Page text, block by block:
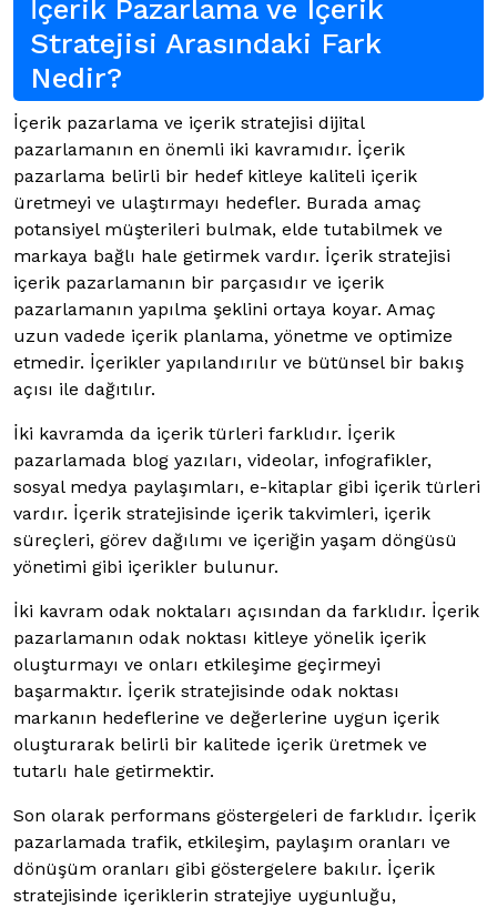
İçerik Pazarlama ve Içerik
Stratejisi Arasındaki Fark
Nedir?
İçerik pazarlama ve içerik stratejisi dijital
pazarlamanın en önemli iki kavramıdır. İçerik
pazarlama belirli bir hedef kitleye kaliteli içerik
üretmeyi ve ulaştırmayı hedefler. Burada amaç
potansiyel müşterileri bulmak, elde tutabilmek ve
markaya bağlı hale getirmek vardır. İçerik stratejisi
içerik pazarlamanın bir parçasıdır ve içerik
pazarlamanın yapılma şeklini ortaya koyar. Amaç
uzun vadede içerik planlama, yönetme ve optimize
etmedir. İçerikler yapılandırılır ve bütünsel bir bakış
açısı ile dağıtılır.
İki kavramda da içerik türleri farklıdır. İçerik
pazarlamada blog yazıları, videolar, infografikler,
sosyal medya paylaşımları, e-kitaplar gibi içerik türleri
vardır. İçerik stratejisinde içerik takvimleri, içerik
süreçleri, görev dağılımı ve içeriğin yaşam döngüsü
yönetimi gibi içerikler bulunur.
İki kavram odak noktaları açısından da farklıdır. İçerik
pazarlamanın odak noktası kitleye yönelik içerik
oluşturmayı ve onları etkileşime geçirmeyi
başarmaktır. İçerik stratejisinde odak noktası
markanın hedeflerine ve değerlerine uygun içerik
oluşturarak belirli bir kalitede içerik üretmek ve
tutarlı hale getirmektir.
Son olarak performans göstergeleri de farklıdır. İçerik
pazarlamada trafik, etkileşim, paylaşım oranları ve
dönüşüm oranları gibi göstergelere bakılır. İçerik
stratejisinde içeriklerin stratejiye uygunluğu,